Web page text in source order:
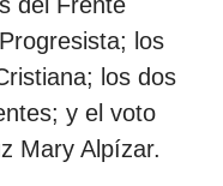
los
los dos
y el voto
Mary Alpízar.